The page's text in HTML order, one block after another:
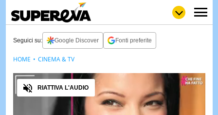
LOLGULP
LOVENEWS
Seguici su: Google Discover Fonti preferite
Audio
RIATTIVA L'AUDIO
HOME CINEMA & TV